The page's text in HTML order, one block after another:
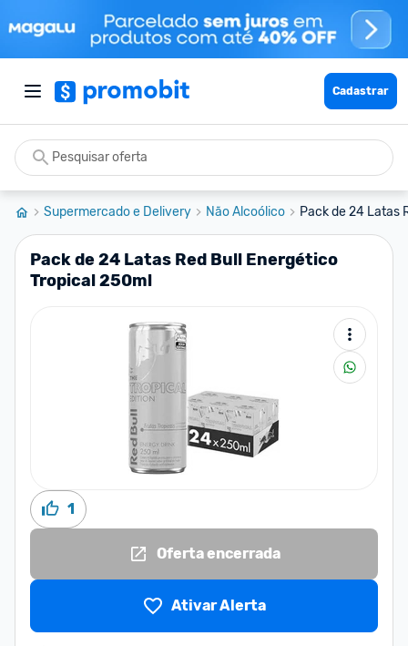
Cadastrar
Supermercado e Delivery Não Alcoólico Pack de 24 Latas
Pack de 24 Latas Red Bull Energético
Tropical 250ml
1
Oferta encerrada
Ativar Alerta